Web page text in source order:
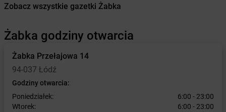
Zobacz wszystkie gazetki Żabka
Żabka godziny otwarcia
Żabka Przełajowa 14
94-037 Łódź
Godziny otwarcia:
Poniedziałek:
6:00 - 23:00
Wtorek:
6:00 - 23:00